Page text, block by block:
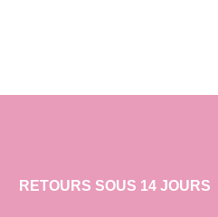
RETOURS SOUS 14 JOURS